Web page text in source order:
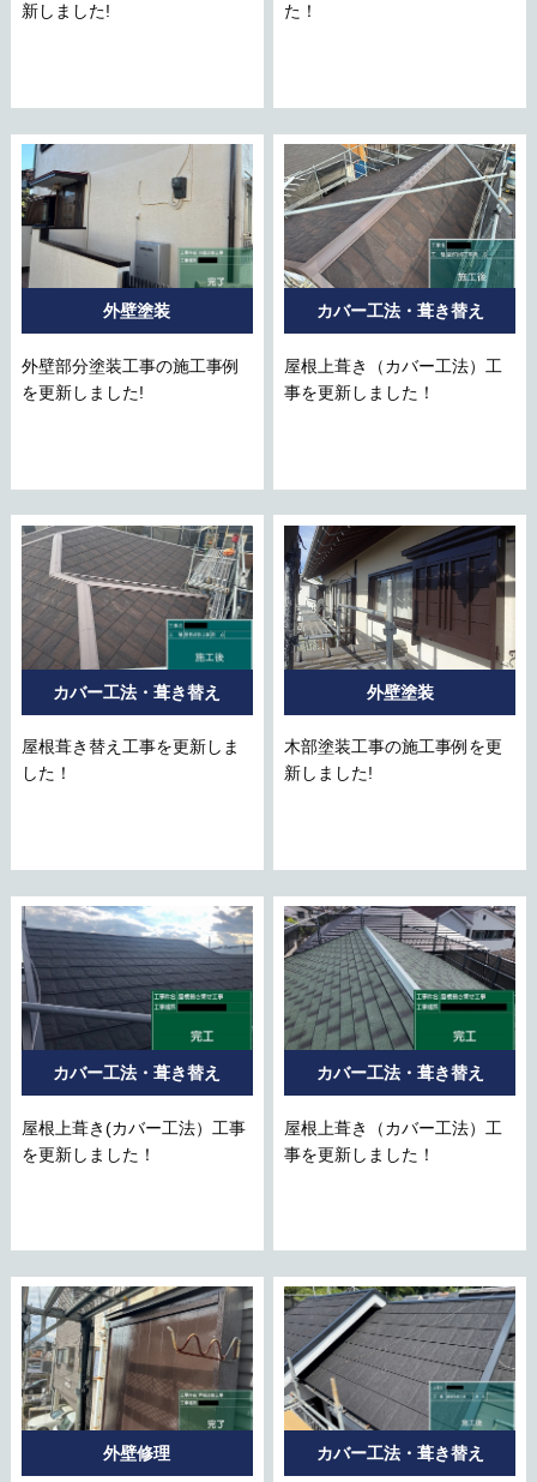
新しました!
た！
外壁塗装
外壁部分塗装工事の施工事例
を更新しました!
カバー工法・葺き替え
屋根上葺き（カバー工法）工
事を更新しました！
カバー工法・葺き替え
屋根葺き替え工事を更新しま
した！
外壁塗装
木部塗装工事の施工事例を更
新しました!
カバー工法・葺き替え
屋根上葺き(カバー工法）工事
を更新しました！
カバー工法・葺き替え
屋根上葺き（カバー工法）工
事を更新しました！
外壁修理 カバー工法・葺き替え